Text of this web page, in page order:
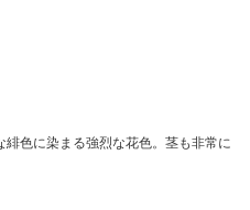
色に染まる強烈な花色。茎も非常に